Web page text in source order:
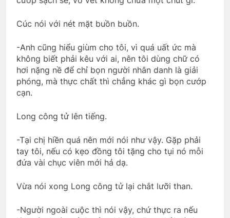
Cúc nói với nét mặt buồn buồn.
-Anh cũng hiểu giùm cho tôi, vì quá uất ức mà
không biết phải kêu với ai, nên tôi dùng chữ có
hơi nặng nề để chỉ bọn người nhân danh là giải
phóng, mà thực chất thì chẳng khác gì bọn cướp
cạn.
Long công tử lên tiếng.
-Tại chị hiền quá nên mới nói như vậy. Gặp phải
tay tôi, nếu có kẹo đồng tôi tặng cho tụi nó mỗi
đứa vài chục viên mới hả dạ.
Vừa nói xong Long công tử lại chắt lưỡi than.
-Người ngoài cuộc thì nói vậy, chứ thực ra nếu